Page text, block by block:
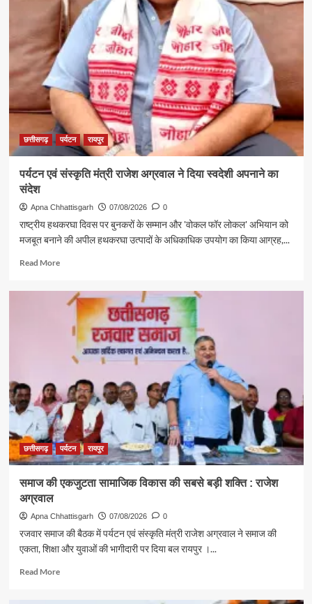
छत्तीसगढ़ पर्यटन रायपुर
पर्यटन एवं संस्कृति मंत्री राजेश अग्रवाल ने दिया स्वदेशी अपनाने का
संदेश
Apna Chhattisgarh 07/08/2026 0
राष्ट्रीय हथकरघा दिवस पर बुनकरों के सम्मान और 'वोकल फॉर लोकल' अभियान को
मजबूत बनाने की अपील हथकरघा उत्पादों के अधिकाधिक उपयोग का किया आग्रह,...
Read MoreRead
पर्यटन
संस्कृति
मंत्री
राजेश
अग्रवाल
दिया
स्वदेशी
अपनाने
का
संदेश
छत्तीसगढ़ पर्यटन रायपुर
समाज की एकजुटता सामाजिक विकास की सबसे बड़ी शक्ति : राजेश
अग्रवाल
Apna Chhattisgarh 07/08/2026 0
रजवार समाज की बैठक में पर्यटन एवं संस्कृति मंत्री राजेश अग्रवाल ने समाज की
एकता, शिक्षा और युवाओं की भागीदारी पर दिया बल रायपुर ।...
Read MoreRead